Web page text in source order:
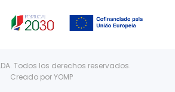
Todos los derechos reservados.
Creado porYOMP